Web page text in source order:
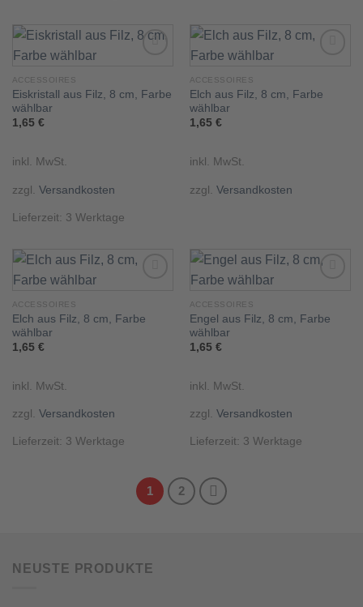
Add to
ACCESSOIRES
Eiskristall aus Filz, 8 cm, Farbe
wählbar
1,65 €
inkl. MwSt.
zzgl. Versandkosten
Lieferzeit: 3 Werktage
Add to
ACCESSOIRES
Elch aus Filz, 8 cm, Farbe
wählbar
1,65 €
inkl. MwSt.
zzgl. Versandkosten
Add to
ACCESSOIRES
Elch aus Filz, 8 cm, Farbe
wählbar
1,65 €
inkl. MwSt.
zzgl. Versandkosten
Lieferzeit: 3 Werktage
Add to
ACCESSOIRES
Engel aus Filz, 8 cm, Farbe
wählbar
1,65 €
inkl. MwSt.
zzgl. Versandkosten
Lieferzeit: 3 Werktage
1 2
NEUSTE PRODUKTE